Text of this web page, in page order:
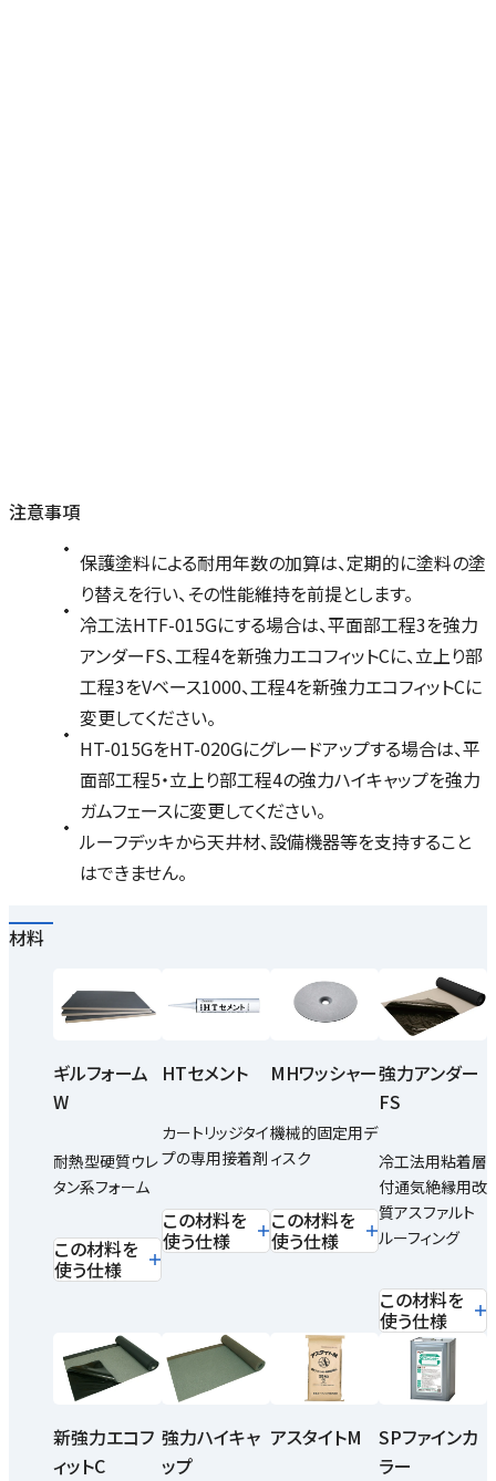
注意事項
保護塗料による耐用年数の加算は、定期的に塗料の塗
り替えを行い、その性能維持を前提とします。
冷工法HTF-015Gにする場合は、平面部工程3を強力
アンダーFS、工程4を新強力エコフィットCに、立上り部
工程3をVベース1000、工程4を新強力エコフィットCに
変更してください。
HT-015GをHT-020Gにグレードアップする場合は、平
面部工程5・立上り部工程4の強力ハイキャップを強力
ガムフェースに変更してください。
ルーフデッキから天井材、設備機器等を支持すること
はできません。
材料
ギルフォーム
W
耐熱型硬質ウレ
タン系フォーム
この材料を
使う仕様
HTセメント
カートリッジタイ
プの専用接着剤
この材料を
使う仕様
MHワッシャー
機械的固定用デ
ィスク
この材料を
使う仕様
強力アンダー
FS
冷工法用粘着層
付通気絶縁用改
質アスファルト
ルーフィング
この材料を
使う仕様
新強力エコフ
ィットC
強力ハイキャ
ップ
アスタイトM
SPファインカ
ラー